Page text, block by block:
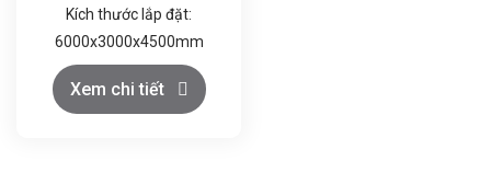
Kích thước lắp đặt:
6000x3000x4500mm
Khí CO2: Loại thực phẩm
≥99.5%, trọng lượng bình
Xem chi tiết